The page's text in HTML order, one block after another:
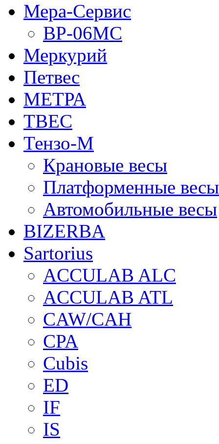
Мера-Сервис
ВР-06МС
Меркурий
Петвес
МЕТРА
ТВЕС
Тензо-М
Крановые весы
Платформенные весы
Автомобильные весы
BIZERBA
Sartorius
ACCULAB ALC
ACCULAB ATL
CAW/CAH
CPA
Cubis
ED
IF
IS